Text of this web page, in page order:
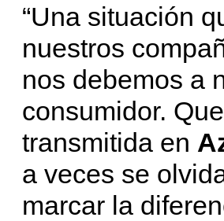
“Una situación
nuestros
nos debemos a
consumidor.
transmitida en
a veces se
marcar la